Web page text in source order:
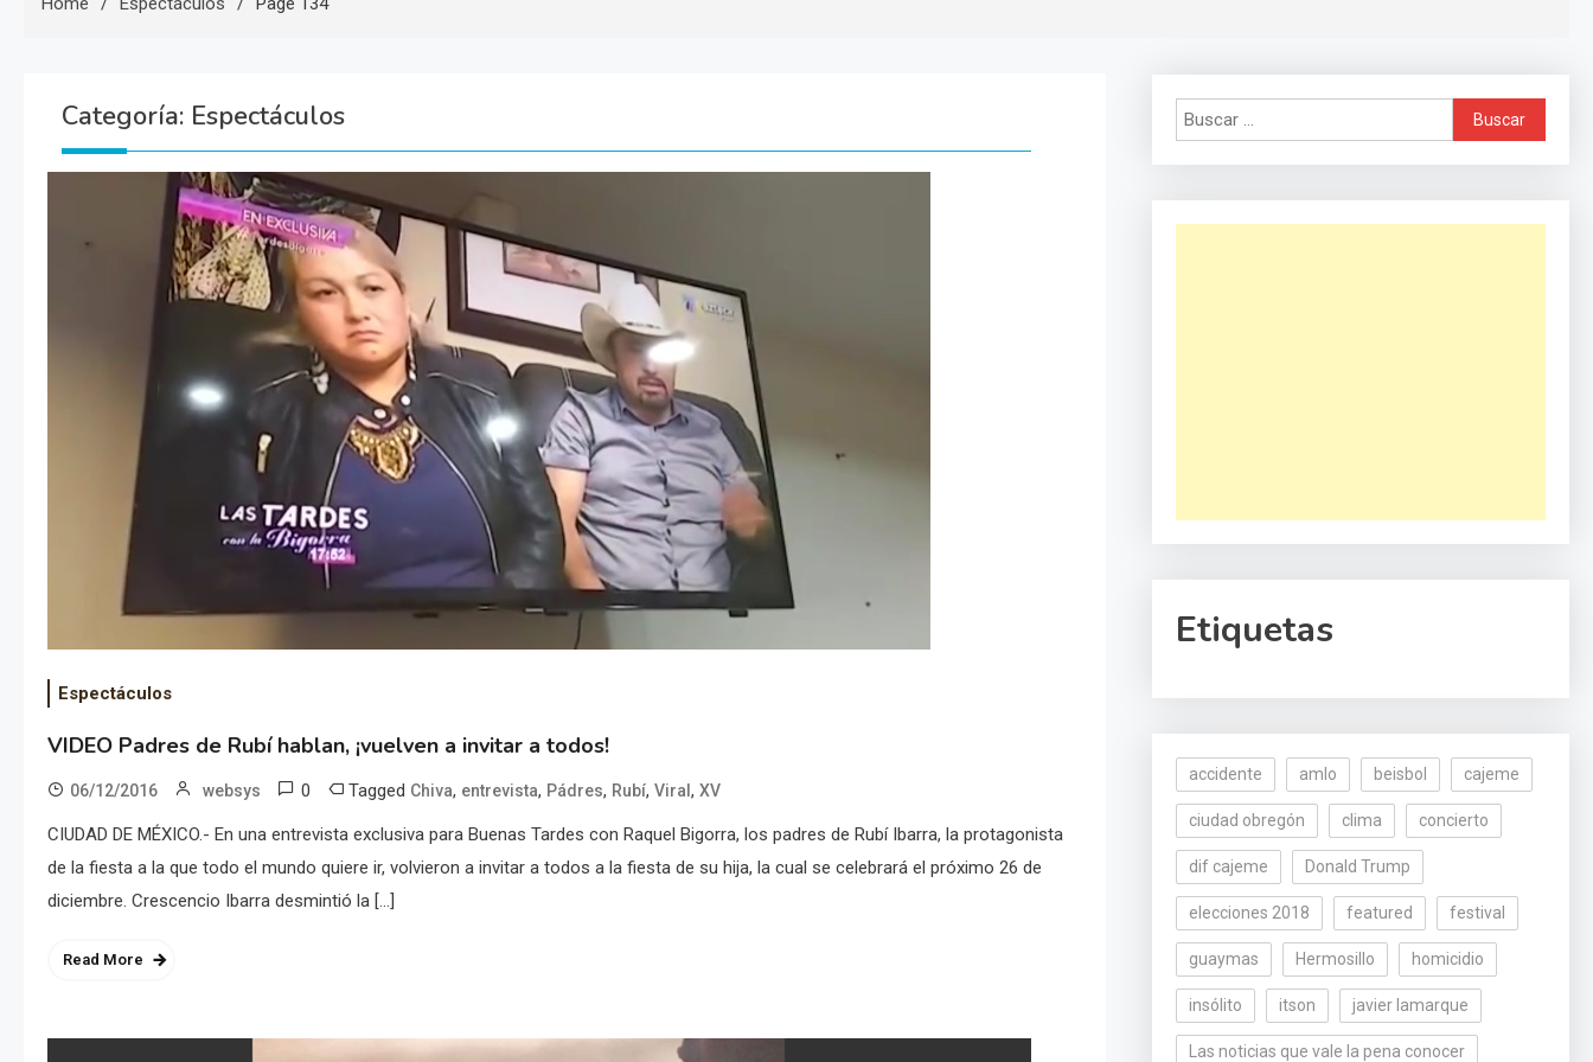
Categoría: Espectáculos
Espectáculos
VIDEO Padres de Rubí hablan, ¡vuelven a invitar a todos!
06/12/2016 websys 0 Tagged Chiva, entrevista, Pádres, Rubí, Viral , XV
CIUDAD DE MÉXICO.- En una entrevista exclusiva para Buenas Tardes con Raquel Bigorra, los padres de Rubí Ibarra, la protagonista
de la fiesta a la que todo el mundo quiere ir, volvieron a invitar a todos a la fiesta de su hija, la cual se celebrará el próximo 26 de
diciembre. Crescencio Ibarra desmintió la […]
Read More
Buscar:
Etiquetas
accidente amlo beisbol cajeme
ciudad obregón clima concierto
dif cajeme Donald Trump
elecciones 2018 featured festival
guaymas Hermosillo homicidio
insólito itson javier lamarque
Las noticias que vale la pena conocer